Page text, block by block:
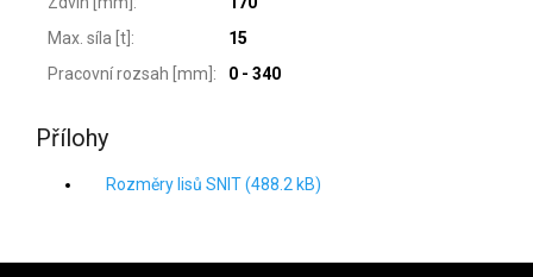
Max. síla [t]:
15
Pracovní rozsah [mm]: 0 - 340
Přílohy
Rozměry lisů SNIT (488.2 kB)